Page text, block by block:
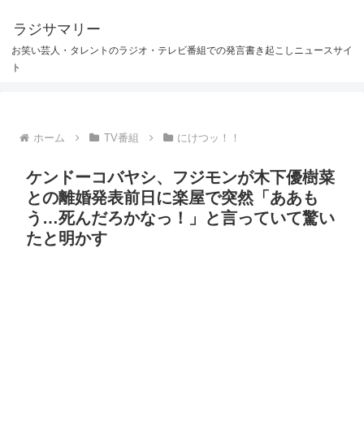
ラジサマリー
お笑い芸人・タレントのラジオ・テレビ番組での発言書き起こしニュースサイ
ト
ホーム TV番組 にけつッ！！
ケンドーコバヤシ、フジモンが木下優樹菜
との離婚発表前日に楽屋で突然「ああも
う…死んだろかなっ！」と言っていて驚い
たと明かす